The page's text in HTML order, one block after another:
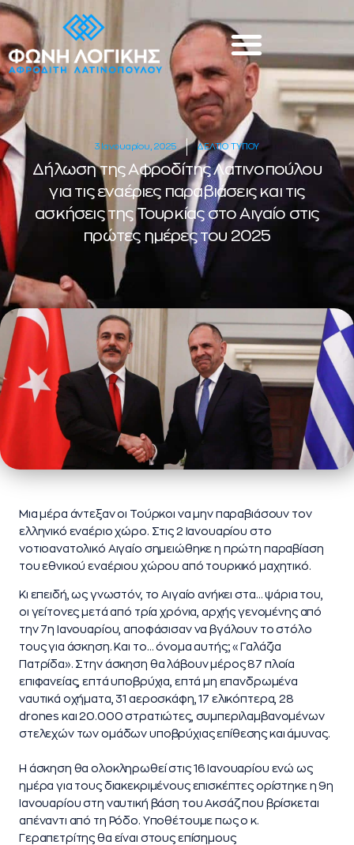
3 Ιανουαρίου, 2025 ΔΕΛΤΙΟ ΤΥΠΟΥ
Δήλωση της Αφροδίτης Λατινοπούλου
για τις εναέριες παραβιάσεις και τις
ασκήσεις της Τουρκίας στο Αιγαίο στις
πρώτες ημέρες του 2025
Μια μέρα άντεξαν οι Τούρκοι να μην παραβιάσουν τον
ελληνικό εναέριο χώρο. Στις 2 Ιανουαρίου στο
νοτιοανατολικό Αιγαίο σημειώθηκε η πρώτη παραβίαση
του εθνικού εναέριου χώρου από τουρκικό μαχητικό.
Κι επειδή, ως γνωστόν, το Αιγαίο ανήκει στα… ψάρια του,
οι γείτονες μετά από τρία χρόνια, αρχής γενομένης από
την 7η Ιανουαρίου, αποφάσισαν να βγάλουν το στόλο
τους για άσκηση. Και το… όνομα αυτής; «Γαλάζια
Πατρίδα». Στην άσκηση θα λάβουν μέρος 87 πλοία
επιφανείας, επτά υποβρύχια, επτά μη επανδρωμένα
ναυτικά οχήματα, 31 αεροσκάφη, 17 ελικόπτερα, 28
drones και 20.000 στρατιώτες, συμπεριλαμβανομένων
στελεχών των ομάδων υποβρύχιας επίθεσης και άμυνας.
Η άσκηση θα ολοκληρωθεί στις 16 Ιανουαρίου ενώ ως
ημέρα για τους διακεκριμένους επισκέπτες ορίστηκε η 9η
Ιανουαρίου στη ναυτική βάση του Ακσάζ που βρίσκεται
απέναντι από τη Ρόδο. Υποθέτουμε πως ο κ.
Γεραπετρίτης θα είναι στους επίσημους